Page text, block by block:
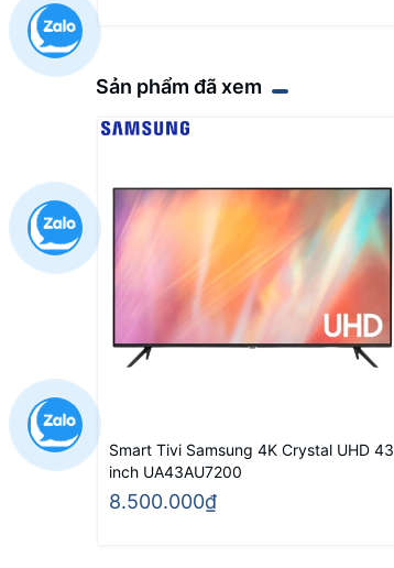
Sản phẩm đã xem
Smart Tivi Samsung 4K Crystal UHD 43
inch UA43AU7200
8.500.000₫